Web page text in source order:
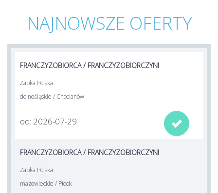
NAJNOWSZE OFERTY
FRANCZYZOBIORCA / FRANCZYZOBIORCZYNI
Żabka Polska
dolnośląskie / Chocianów
od: 2026-07-29 
FRANCZYZOBIORCA / FRANCZYZOBIORCZYNI
Żabka Polska
mazowieckie / Płock